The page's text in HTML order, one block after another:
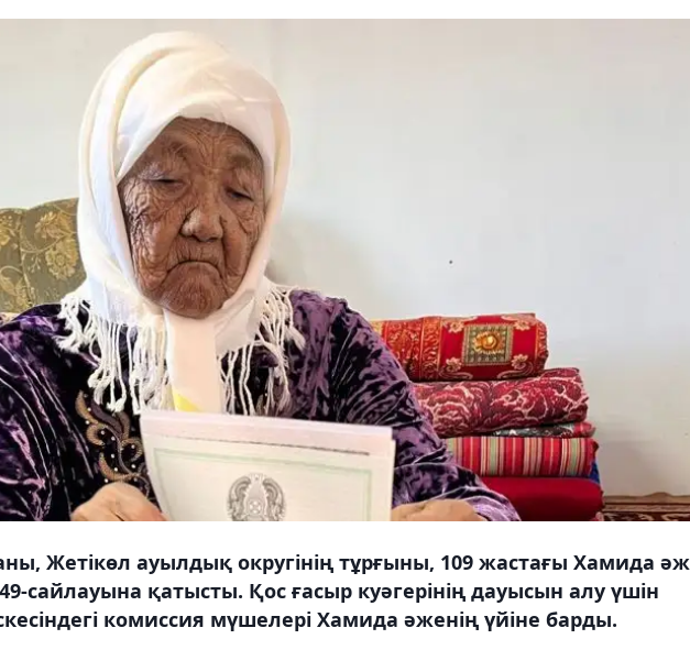
Жетікөл ауылдық округінің тұрғыны, 109 жастағы Хамида
49-сайлауына қатысты. Қос ғасыр куәгерінің дауысын алу үшін
комиссия мүшелері Хамида әженің үйіне барды.